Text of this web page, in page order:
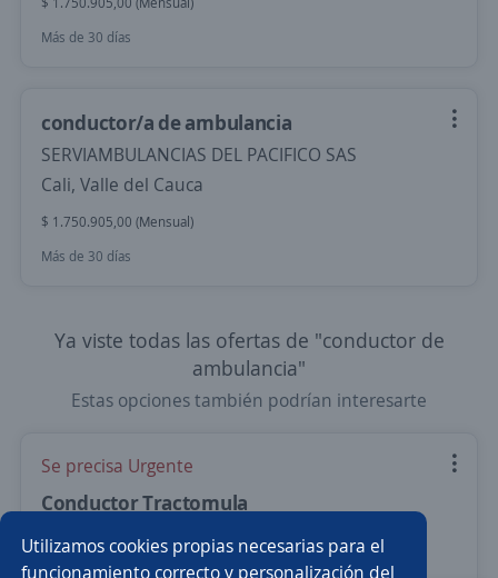
Utilizamos cookies propias necesarias para el
funcionamiento correcto y personalización del
Más de 30 días
conductor/a de ambulancia
SERVIAMBULANCIAS DEL PACIFICO SAS
Cali, Valle del Cauca
$ 1.750.905,00 (Mensual)
Más de 30 días
Ya viste todas las ofertas de "conductor de
ambulancia"
Estas opciones también podrían interesarte
Se precisa Urgente
Conductor Tractomula
Importante empresa del sector transporte
Cali, Valle del Cauca